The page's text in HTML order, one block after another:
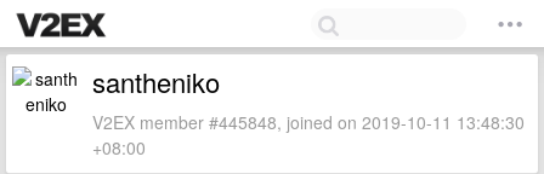
santheniko
V2EX member #445848, joined on 2019-10-11 13:48:30
+08:00